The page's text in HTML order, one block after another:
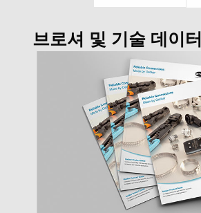
브로셔 및 기술 데이터